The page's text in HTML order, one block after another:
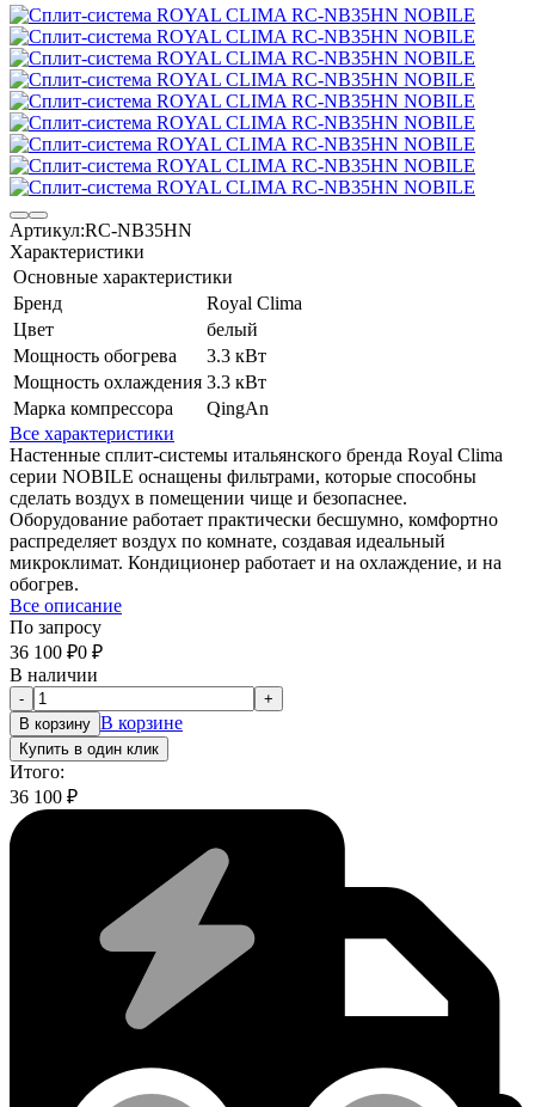
Артикул:RC-NB35HN
Характеристики
Основные характеристики
Бренд
Royal Clima
Цвет
белый
Мощность обогрева
3.3 кВт
Мощность охлаждения 3.3 кВт
Марка компрессора
QingAn
Все характеристики
Настенные сплит-системы итальянского бренда Royal Clima
серии NOBILE оснащены фильтрами, которые способны
сделать воздух в помещении чище и безопаснее.
Оборудование работает практически бесшумно, комфортно
распределяет воздух по комнате, создавая идеальный
микроклимат. Кондиционер работает и на охлаждение, и на
обогрев.
Все описание
По запросу
36 100 ₽0 ₽
В наличии
-
+
В корзину В корзине
Купить в один клик
Итого:
36 100 ₽